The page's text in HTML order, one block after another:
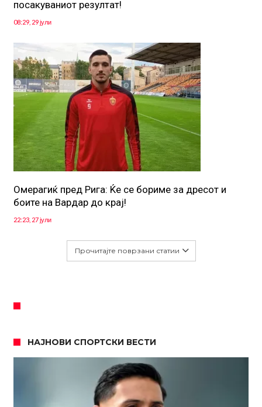
посакуваниот резултат!
08:29, 29 јули
Омерагиќ пред Рига: Ќе се бориме за дресот и
боите на Вардар до крај!
22:23, 27 јули
Прочитајте поврзани статии
НАЈНОВИ СПОРТСКИ ВЕСТИ